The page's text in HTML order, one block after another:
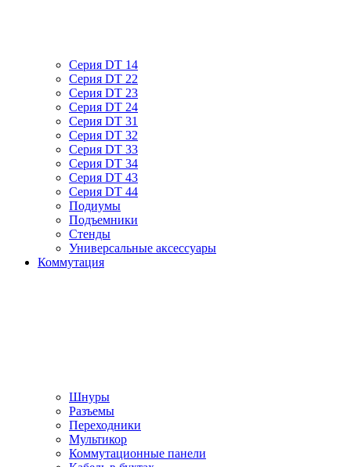
Серия DT 14
Серия DT 22
Серия DT 23
Серия DT 24
Серия DT 31
Серия DT 32
Серия DT 33
Серия DT 34
Серия DT 43
Серия DT 44
Подиумы
Подъемники
Стенды
Универсальные аксессуары
Коммутация
Шнуры
Разъемы
Переходники
Мультикор
Коммутационные панели